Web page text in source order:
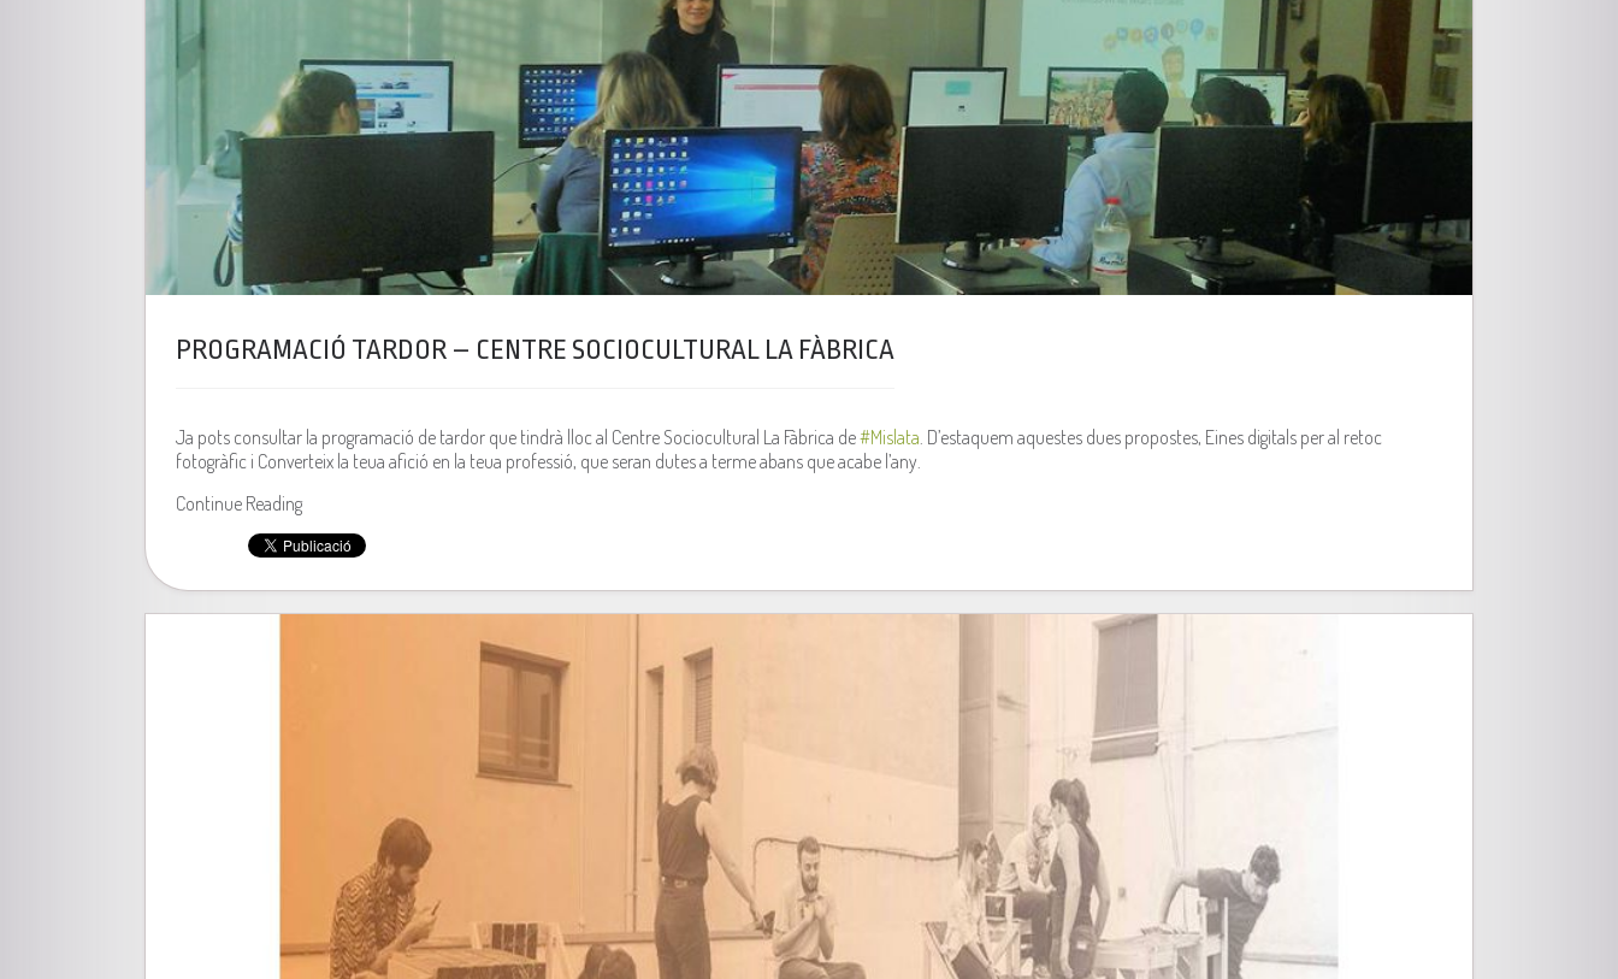
PROGRAMACIÓ TARDOR – CENTRE SOCIOCULTURAL LA FÀBRICA
Ja pots consultar la programació de tardor que tindrà lloc al Centre Sociocultural La Fàbrica de#Mislata. D’estaquem aquestes dues propostes, Eines digitals per al retoc
fotogràfic i Converteix la teua afició en la teua professió, que seran dutes a terme abans que acabe l’any.
Continue Reading